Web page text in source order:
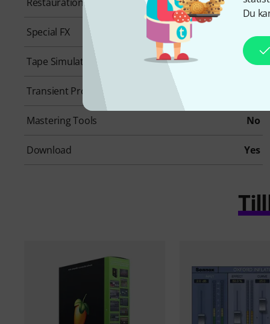
Du
Special FX
Tape Simulation No
Transient Processing
Mastering Tools No
Download Yes